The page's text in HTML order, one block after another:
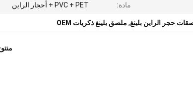
مادة: PVC + PET + أحجار الراين
حجر الراين بلينغ, ملصق بلينغ ذكريات OEM